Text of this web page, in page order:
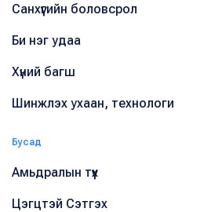
Санхүүгийн боловсрол
Би нэг удаа
Хүний багш
Шинжлэх ухаан, технологи
Бусад
Амьдралын түүх
Цэгцтэй Сэтгэх